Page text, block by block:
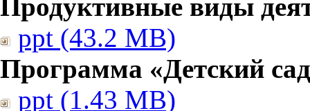
Продуктивные виды
ppt (43.2 MB)
Программа «Детский
ppt (1.43 MB)